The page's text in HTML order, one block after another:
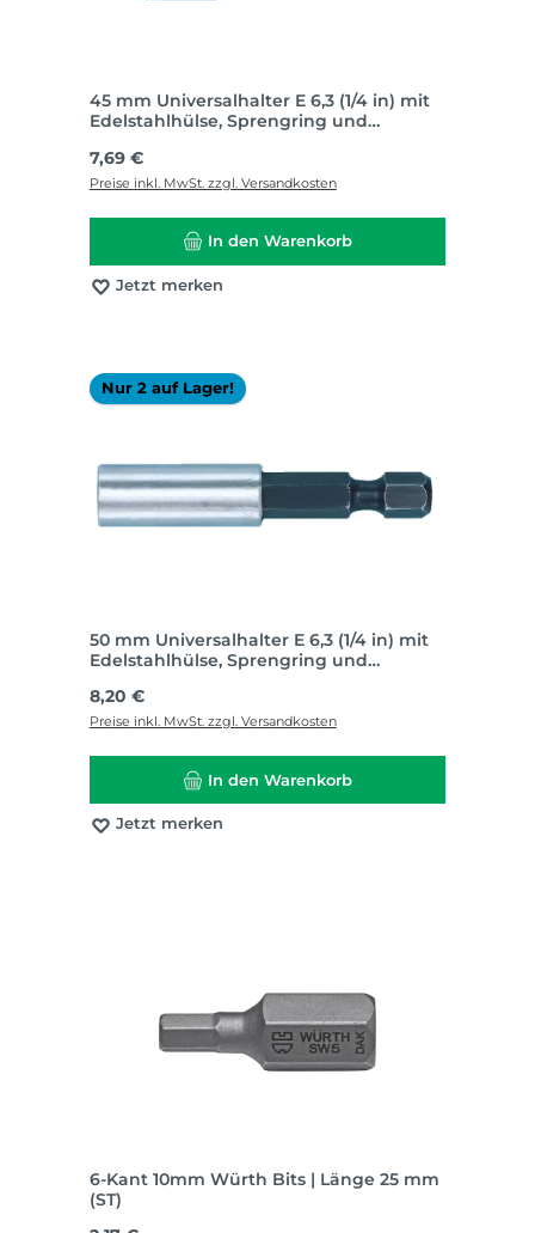
45 mm Universalhalter E 6,3 (1/4 in) mit
Edelstahlhülse, Sprengring und
Regulärer Preis:
7,69 €
Preise inkl. MwSt. zzgl. Versandkosten
In den Warenkorb
Jetzt merken
Nur 2 auf Lager!
50 mm Universalhalter E 6,3 (1/4 in) mit
Edelstahlhülse, Sprengring und
Regulärer Preis:
8,20 €
Preise inkl. MwSt. zzgl. Versandkosten
In den Warenkorb
Jetzt merken
6-Kant 10mm Würth Bits | Länge 25 mm
(ST)